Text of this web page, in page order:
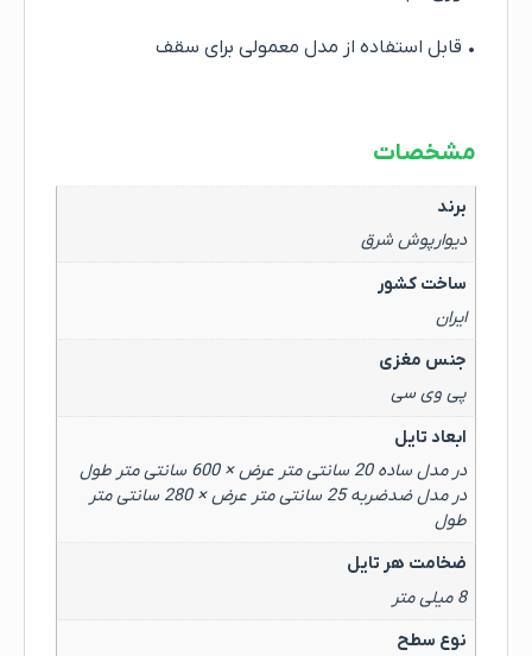
• قابل استفاده از مدل معمولی برای سقف
مشخصات
برند
دیوارپوش شرق
ساخت کشور
ایران
جنس مغزی
پی وی سی
ابعاد تایل
در مدل ساده 20 سانتی متر عرض × 600 سانتی متر طول
در مدل ضدضربه 25 سانتی متر عرض × 280 سانتی متر
طول
ضخامت هر تایل
8 میلی متر
نوع سطح